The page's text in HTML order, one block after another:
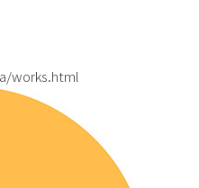
works.html